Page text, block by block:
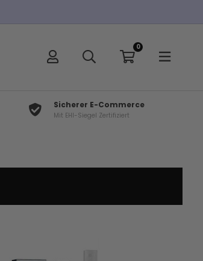
0
Sicherer E-Commerce
Mit EHI-Siegel Zertifiziert